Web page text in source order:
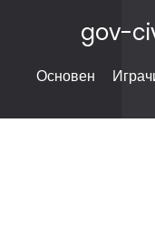
gov-
Основен